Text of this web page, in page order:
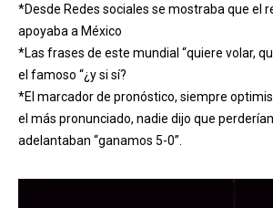
*Desde Redes sociales se mostraba que el
apoyaba a México
*Las frases de este mundial “quiere volar,
el famoso “¿y si sí?
*El marcador de pronóstico, siempre
el más pronunciado, nadie dijo que
adelantaban “ganamos 5-0”.